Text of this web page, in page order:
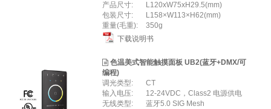
产品尺寸:
L120xW75xH29.5(mm)
包装尺寸:
L158×W113×H62(mm)
重量(毛重):
350g
下载说明书
色温美式智能触摸面板 UB2(蓝牙+DMX/可
编程)
调光类型:
CT
输入电压:
12-24VDC，Class2 电源供电
无线类型:
蓝牙5.0 SIG Mesh